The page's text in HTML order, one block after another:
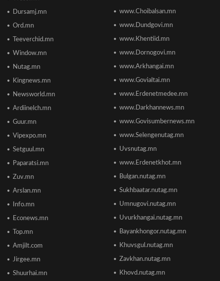
Сонсголгүй төрийн СОНСГОЛ-2
Монгол Улсын дэлхийд өрсөлдөх чадвар 75
ТӨВҮҮДИЙН БАЙРШИЛ
2026/06/17 12:20
Отгонтэнгэр хайрханы тахилгад оролцохоор
ирж буй иргэдийн анхааралд
2026/06/16 15:28
Парламент хар тамхины хэргийн ялын
2026/06/16 15:49
Ши Жиньпин Монголд айлчилна
Dursamj.mn
Ord.mn
Teeverchid.mn
Window.mn
Nutag.mn
Kingnews.mn
Newsworld.mn
Ardiinelch.mn
Guur.mn
Vipexpo.mn
Setguul.mn
Paparatsi.mn
Zuv.mn
Arslan.mn
Info.mn
Econews.mn
Top.mn
Amjilt.com
Jirgee.mn
Shuurhai.mn
www.Choibalsan.mn
www.Dundgovi.mn
www.Khentiid.mn
www.Dornogovi.mn
www.Arkhangai.mn
www.Govialtai.mn
www.Erdenetmedee.mn
www.Darkhannews.mn
www.Govisumbernews.mn
www.Selengenutag.mn
Uvsnutag.mn
www.Erdenetkhot.mn
Bulgan.nutag.mn
Sukhbaatar.nutag.mn
Umnugovi.nutag.mn
Uvurkhangai.nutag.mn
Bayankhongor.nutag.mn
Khuvsgul.nutag.mn
Zavkhan.nutag.mn
Khovd.nutag.mn